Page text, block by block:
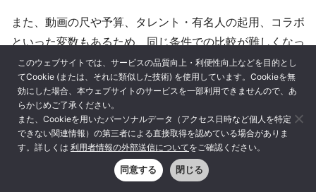
また、動画の尺や予算、タレント・有名人の起用、コラボ
といった変数もあるため、同じ条件での比較が難しくなっ
ています。競合他社のデータはあくまで参考程度に留めて
おき、基本的には自社の過去データと比較することが大切
です。
設定したKPIをYouTubeアナリティクスで
このウェブサイトでは、サービスの品質向上・利便性向上などを目的とし
てCookie (または、それに類似した技術) を使用しています。Cookieを無
効にした場合、本ウェブサイトのサービスを一部利用できませんので、あ
らかじめご了承ください。
また、Cookieを用いたパーソナルデータ（アクセス日時など個人を特定
できない関連情報）の第三者による直接取得を認めている場合がありま
す。詳しくは 利用者情報の外部送信についてをご確認ください。
同意する 閉じる